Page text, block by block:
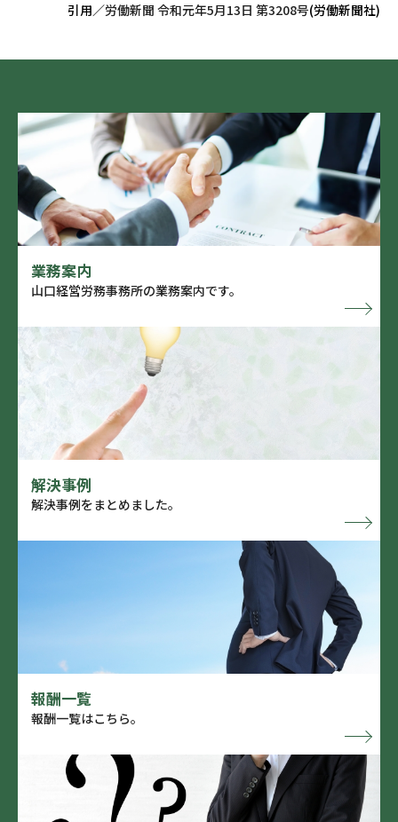
引用／労働新聞 令和元年5月13日 第3208号(労働新聞社)
業務案内
山口経営労務事務所の業務案内です。
解決事例
解決事例をまとめました。
報酬一覧
報酬一覧はこちら。